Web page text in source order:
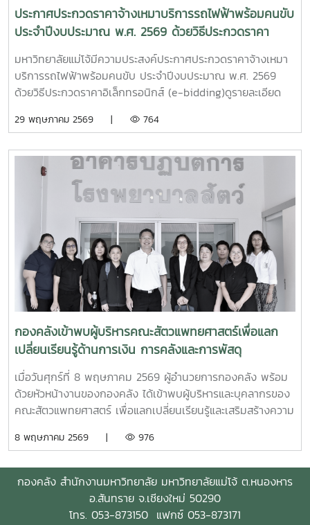
ประกาศประกวดราคาจ้างเหมาบริการรถไฟฟ้าพร้อมคนขับ
ประจำปีงบประมาณ พ.ศ. 2569 ด้วยวิธีประกวดราคา
อิเล็กทรอนิกส์ (e-bidding)
มหาวิทยาลัยแม่โจ้มีความประสงค์ประกาศประกวดราคาจ้างเหมา
บริการรถไฟฟ้าพร้อมคนขับ ประจำปีงบประมาณ พ.ศ. 2569
ด้วยวิธีประกวดราคาอิเล็กทรอนิกส์ (e-bidding)ดูรายละเอียด
29 พฤษภาคม 2569 | 764
กองคลังเข้าพบผู้บริหารคณะสัตวแพทยศาสตร์เพื่อแลก
เปลี่ยนเรียนรู้ด้านการเงิน การคลังและการพัสดุ
เมื่อวันศุกร์ที่ 8 พฤษภาคม 2569 ผู้อำนวยการกองคลัง พร้อม
ด้วยหัวหน้างานของกองคลัง ได้เข้าพบผู้บริหารและบุคลากรของ
คณะสัตวแพทยศาสตร์ เพื่อแลกเปลี่ยนเรียนรู้และเสริมสร้างความ
งานต่าง ๆ เป็นกิจกรรมภายใต้โครงการกองคลังสัญจร ปี 2569
เงิน การคลัง และการพัสดุแก่ผู้บริหารและผู้ปฏิบัติงานที่เกี่ยวข้อง
8 พฤษภาคม 2569 | 976
กองคลัง สำนักงานมหาวิทยาลัย มหาวิทยาลัยแม่โจ้ ต.หนองหาร
อ.สันทราย จ.เชียงใหม่ 50290
โทร. 053-873150 แฟกซ์ 053-873171